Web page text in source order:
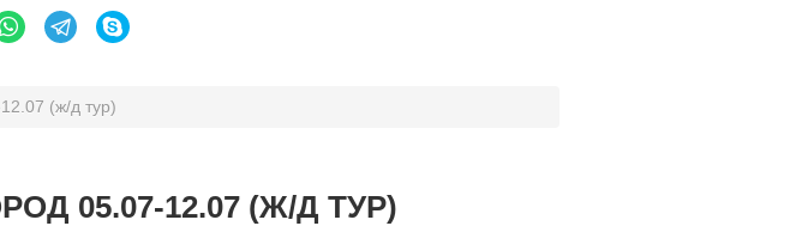
(ж/д тур)
05.07-12.07 (Ж/Д ТУР)